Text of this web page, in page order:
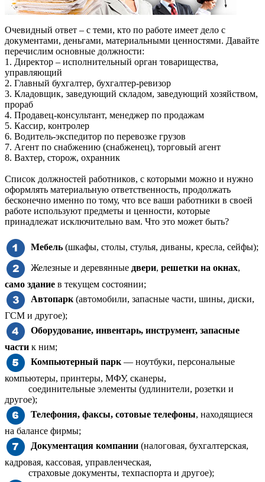
Очевидный ответ – с теми, кто по работе имеет дело с
документами, деньгами, материальными ценностями. Давайте
перечислим основные должности:
1. Директор – исполнительный орган товарищества,
управляющий
2. Главный бухгалтер, бухгалтер-ревизор
3. Кладовщик, заведующий складом, заведующий хозяйством,
прораб
4. Продавец-консультант, менеджер по продажам
5. Кассир, контролер
6. Водитель-экспедитор по перевозке грузов
7. Агент по снабжению (снабженец), торговый агент
8. Вахтер, сторож, охранник
Список должностей работников, с которыми можно и нужно
оформлять материальную ответственность, продолжать
бесконечно именно по тому, что все ваши работники в своей
работе используют предметы и ценности, которые
принадлежат исключительно вам. Что это может быть?
Мебель (шкафы, столы, стулья, диваны, кресла, сейфы);
Железные и деревянные двери, решетки на окнах,
само здание в текущем состоянии;
Автопарк (автомобили, запасные части, шины, диски,
ГСМ и другое);
Оборудование, инвентарь, инструмент, запасные
части к ним;
Компьютерный парк — ноутбуки, персональные
компьютеры, принтеры, МФУ, сканеры,
соединительные элементы (удлинители, розетки и
другое);
Телефония, факсы, сотовые телефоны, находящиеся
на балансе фирмы;
Документация компании (налоговая, бухгалтерская,
кадровая, кассовая, управленческая,
страховые документы, техпаспорта и другое);